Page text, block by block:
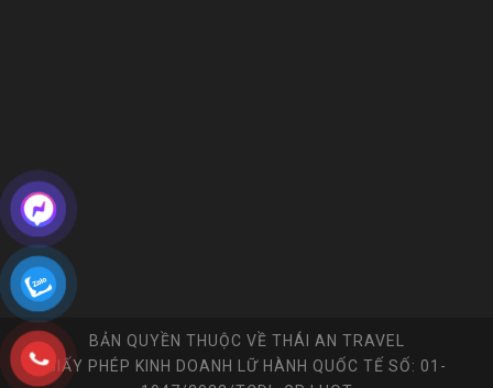
BẢN QUYỀN THUỘC VỀ THÁI AN TRAVEL
GIẤY PHÉP KINH DOANH LỮ HÀNH QUỐC TẾ SỐ: 01-